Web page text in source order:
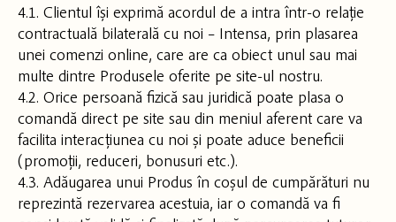
4.1. Clientul își exprimă acordul de a intra într-o relație
contractuală bilaterală cu noi – Intensa, prin plasarea
unei comenzi online, care are ca obiect unul sau mai
multe dintre Produsele oferite pe site-ul nostru.
4.2. Orice persoană fizică sau juridică poate plasa o
comandă direct pe site sau din meniul aferent care va
facilita interacțiunea cu noi și poate aduce beneficii
(promoții, reduceri, bonusuri etc.).
4.3. Adăugarea unui Produs în coșul de cumpărături nu
reprezintă rezervarea acestuia, iar o comandă va fi